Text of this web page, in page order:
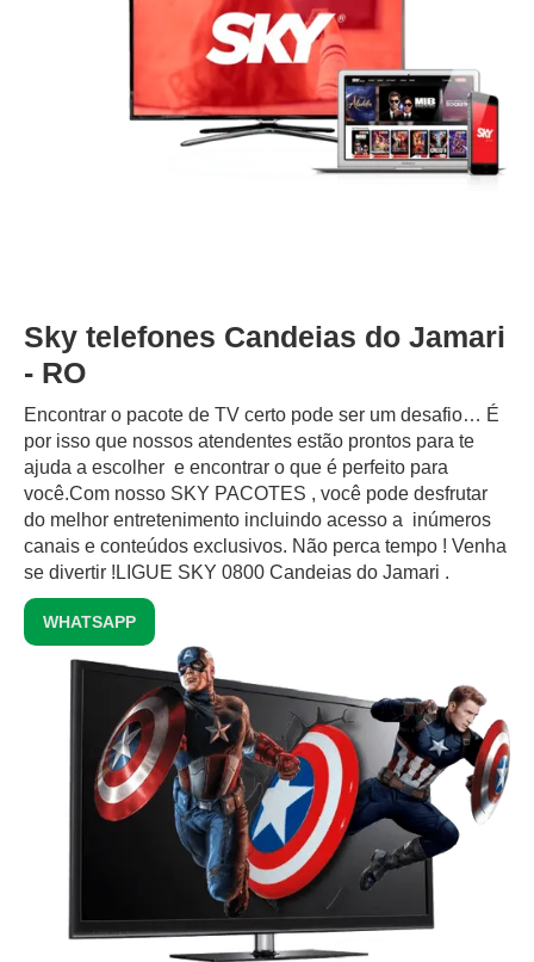
Sky telefones Candeias do Jamari
- RO
Encontrar o pacote de TV certo pode ser um desafio… É
por isso que nossos atendentes estão prontos para te
ajuda a escolher e encontrar o que é perfeito para
você.Com nosso SKY PACOTES , você pode desfrutar
do melhor entretenimento incluindo acesso a inúmeros
canais e conteúdos exclusivos.‍ Não perca tempo ! Venha
se divertir !LIGUE SKY 0800 Candeias do Jamari .
WHATSAPP